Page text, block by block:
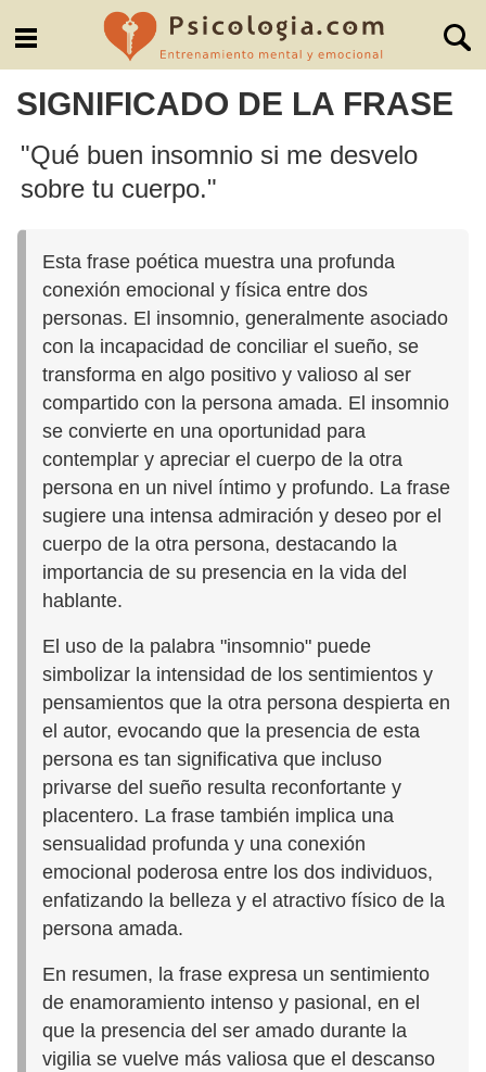
SIGNIFICADO DE LA FRASE
"Qué buen insomnio si me desvelo
sobre tu cuerpo."
Esta frase poética muestra una profunda
conexión emocional y física entre dos
personas. El insomnio, generalmente asociado
con la incapacidad de conciliar el sueño, se
transforma en algo positivo y valioso al ser
compartido con la persona amada. El insomnio
se convierte en una oportunidad para
contemplar y apreciar el cuerpo de la otra
persona en un nivel íntimo y profundo. La frase
sugiere una intensa admiración y deseo por el
cuerpo de la otra persona, destacando la
importancia de su presencia en la vida del
hablante.
El uso de la palabra "insomnio" puede
simbolizar la intensidad de los sentimientos y
pensamientos que la otra persona despierta en
el autor, evocando que la presencia de esta
persona es tan significativa que incluso
privarse del sueño resulta reconfortante y
placentero. La frase también implica una
sensualidad profunda y una conexión
emocional poderosa entre los dos individuos,
enfatizando la belleza y el atractivo físico de la
persona amada.
En resumen, la frase expresa un sentimiento
de enamoramiento intenso y pasional, en el
que la presencia del ser amado durante la
vigilia se vuelve más valiosa que el descanso